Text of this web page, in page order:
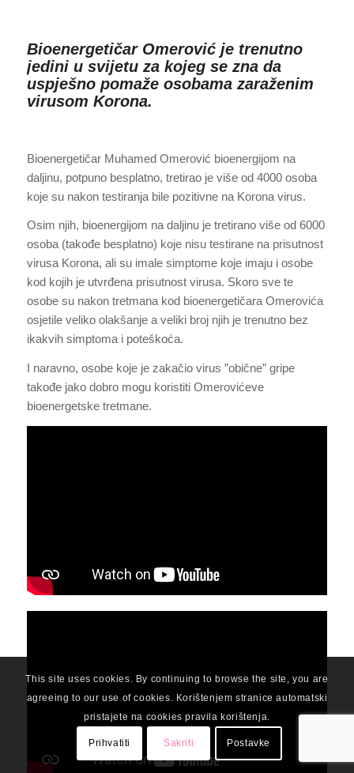
Bioenergetičar Omerović je trenutno
jedini u svijetu za kojeg se zna da
uspješno pomaže osobama zaraženim
virusom Korona.
Bioenergetičar Muhamed Omerović bioenergijom na
daljinu, potpuno besplatno, tretirao je više od 4000 osoba
koje su nakon testiranja bile pozitivne na Korona virus.
Osim njih, bioenergijom na daljinu je tretirano više od 6000
osoba (takođe besplatno) koje nisu testirane na prisutnost
virusa Korona, ali su imale simptome koje imaju i osobe
kod kojih je utvrđena prisutnost virusa. Skoro sve te
osobe su nakon tretmana kod bioenergetičara Omerovića
osjetile veliko olakšanje a veliki broj njih je trenutno bez
ikakvih simptoma i poteškoća.
I naravno, osobe koje je zakačio virus ”obične” gripe
takođe jako dobro mogu koristiti Omerovićeve
bioenergetske tretmane.
This site uses cookies. By continuing to browse the site, you are
agreeing to our use of cookies. Korištenjem stranice automatski
pristajete na cookies pravila korištenja.
Prihvatiti Sakriti Postavke